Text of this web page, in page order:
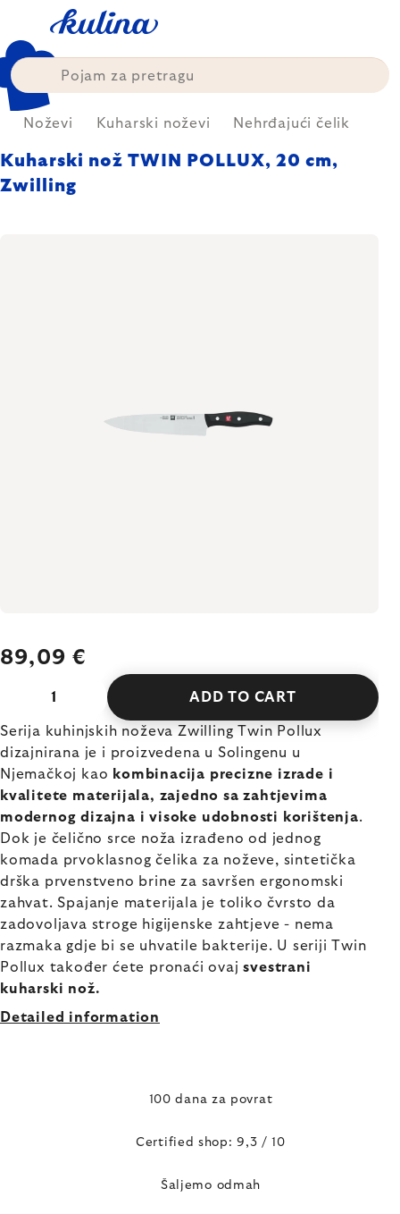
content
Noževi Kuharski noževi Nehrđajući čelik
Kuharski nož TWIN POLLUX, 20 cm,
Zwilling
89,09 €
ADD TO CART
Serija kuhinjskih noževa Zwilling Twin Pollux
dizajnirana je i proizvedena u Solingenu u
Njemačkoj kao kombinacija precizne izrade i
kvalitete materijala, zajedno sa zahtjevima
modernog dizajna i visoke udobnosti korištenja.
Dok je čelično srce noža izrađeno od jednog
komada prvoklasnog čelika za noževe, sintetička
drška prvenstveno brine za savršen ergonomski
zahvat. Spajanje materijala je toliko čvrsto da
zadovoljava stroge higijenske zahtjeve - nema
razmaka gdje bi se uhvatile bakterije. U seriji Twin
Pollux također ćete pronaći ovajsvestrani
kuharski nož.
Detailed information
100 dana za povrat
Certified shop: 9,3 / 10
Šaljemo odmah